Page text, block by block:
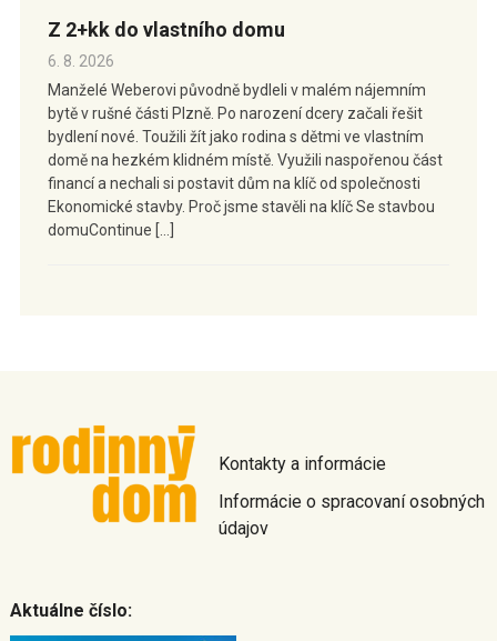
Z 2+kk do vlastního domu
6. 8. 2026
Manželé Weberovi původně bydleli v malém nájemním
bytě v rušné části Plzně. Po narození dcery začali řešit
bydlení nové. Toužili žít jako rodina s dětmi ve vlastním
domě na hezkém klidném místě. Využili naspořenou část
financí a nechali si postavit dům na klíč od společnosti
Ekonomické stavby. Proč jsme stavěli na klíč Se stavbou
domuContinue […]
Kontakty a informácie
Informácie o spracovaní osobných
údajov
Aktuálne číslo: